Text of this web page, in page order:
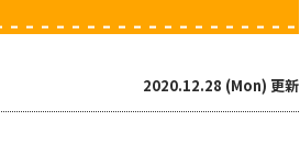
2020.12.28 (Mon) 更新